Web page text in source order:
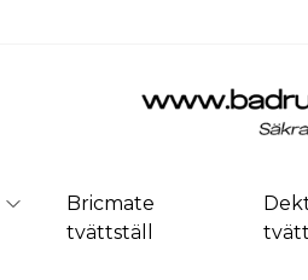
Bricmate
tvättställ